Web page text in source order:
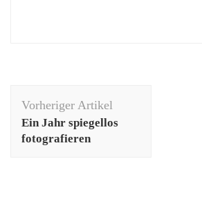
Vorheriger Artikel
Ein Jahr spiegellos
fotografieren